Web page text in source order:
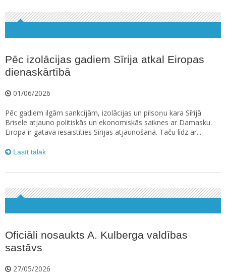
Pēc izolācijas gadiem Sīrija atkal Eiropas
dienaskārtībā
01/06/2026
Pēc gadiem ilgām sankcijām, izolācijas un pilsoņu kara Sīrijā
Brisele atjauno politiskās un ekonomiskās saiknes ar Damasku.
Eiropa ir gatava iesaistīties Sīrijas atjaunošanā. Taču līdz ar...
Lasīt tālāk
Oficiāli nosaukts A. Kulberga valdības
sastāvs
27/05/2026